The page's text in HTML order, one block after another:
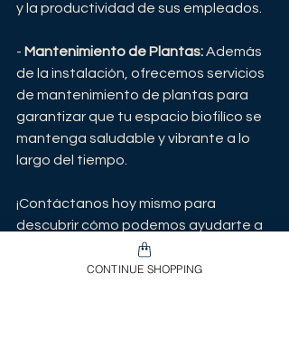
y la productividad de sus empleados.
- Mantenimiento de Plantas: Además
de la instalación, ofrecemos servicios
de mantenimiento de plantas para
garantizar que tu espacio biofilíco se
mantenga saludable y vibrante a lo
largo del tiempo.
¡Contáctanos hoy mismo para
descubrir cómo podemos ayudarte a
integrar el diseño biofilíco en tu
CONTINUE SHOPPING